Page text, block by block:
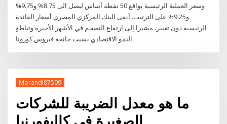
وسعر العملية الرئيسية بواقع 50 نقطة أساس ليصل الى 8.75% و9.75%
و9.25% على الترتيب. أبقى البنك المركزي المصري أسعار الفائدة
الرئيسية دون تغيير، مشيرا إلى ارتفاع التضخم في الأشهر الأخيرة وتباطؤ
النمو الاقتصادي بسبب جائحة فيروس كورونا.
Morandi87509
ما هو معدل الضريبة للشركات